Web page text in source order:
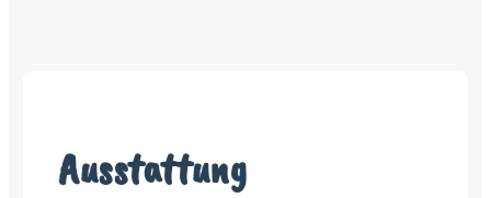
Ausstattung